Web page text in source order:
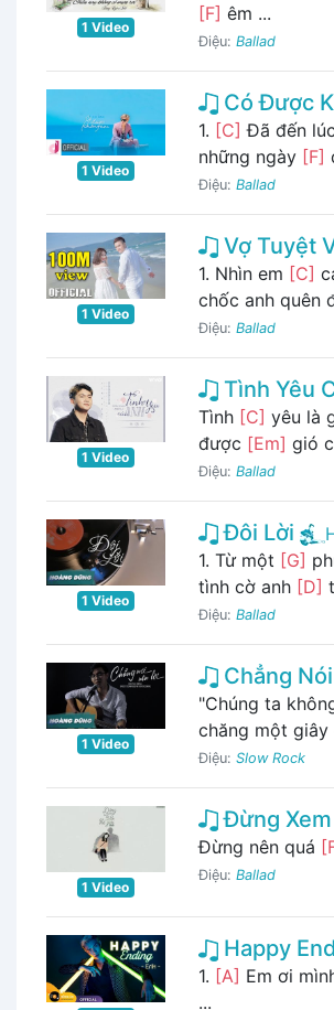
1 Video
[F] êm ...
Điệu: Ballad
1 Video
Có Được
1. [C] Đã đến
những ngày [F]
Điệu: Ballad
1 Video
Vợ Tuyệt
1. Nhìn em [C]
chốc anh quên
Điệu: Ballad
1 Video
Tình Yêu
Tình [C] yêu là
được [Em] gió
Điệu: Ballad
1 Video
Đôi Lời
1. Từ một [G]
tình cờ anh [D]
Điệu: Ballad
1 Video
Chẳng
"Chúng ta
chăng một giây
Điệu: Slow Rock
1 Video
Đừng Xem
Đừng nên quá
Điệu: Ballad
Happy
1. [A] Em ơi
...